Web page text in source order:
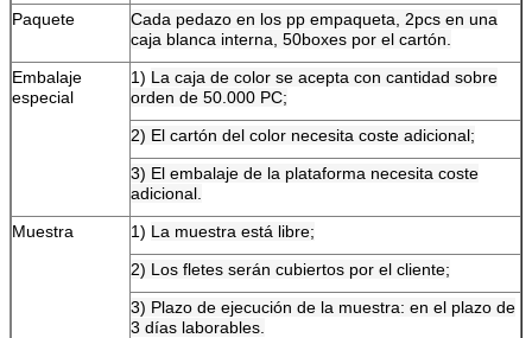
Paquete
Cada pedazo en los pp empaqueta, 2pcs en una
caja blanca interna, 50boxes por el cartón.
Embalaje
especial
1) La caja de color se acepta con cantidad sobre
orden de 50.000 PC;
2) El cartón del color necesita coste adicional;
3) El embalaje de la plataforma necesita coste
adicional.
Muestra
1) La muestra está libre;
2) Los fletes serán cubiertos por el cliente;
3) Plazo de ejecución de la muestra: en el plazo de
3 días laborables.